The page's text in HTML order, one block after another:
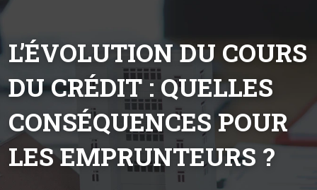
L’ÉVOLUTION DU COURS
DU CRÉDIT : QUELLES
CONSÉQUENCES POUR
LES EMPRUNTEURS ?